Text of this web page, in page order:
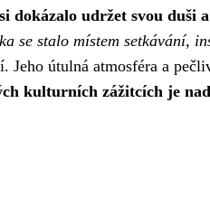
dokázalo udržet svou duši
se stalo místem setkávání,
útulná atmosféra a
kulturních zážitcích je